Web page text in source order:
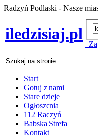
Radzyń Podlaski - Nasze
iledzisiaj.pl
Start
Gotuj z nami
Stare dzieje
Ogłoszenia
112 Radzyń
Babska Strefa
Kontakt